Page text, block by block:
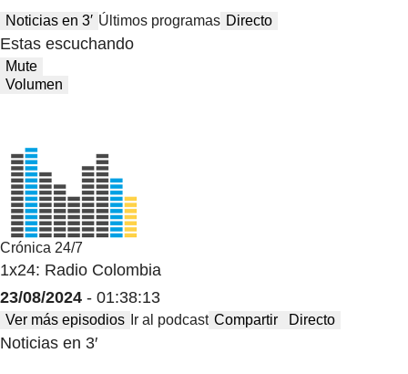
Noticias en 3′ Últimos programas Directo
Estas escuchando
Mute
Volumen
Crónica 24/7
1x24: Radio Colombia
23/08/2024 - 01:38:13
Ver más episodios Ir al podcast Compartir Directo
Noticias en 3′